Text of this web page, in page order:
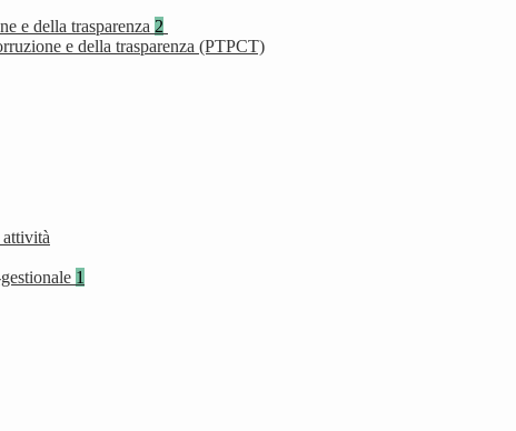
e della trasparenza 2
e della trasparenza (PTPCT)
1